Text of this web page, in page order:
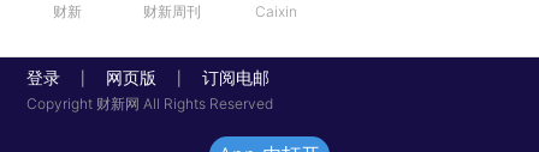
财新 财新周刊 Caixin
登录 网页版 订阅电邮
Copyright 财新网 All Rights Reserved